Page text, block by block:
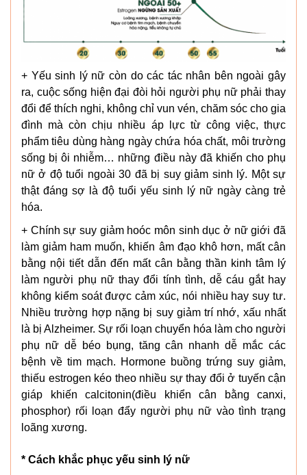
+ Yếu sinh lý nữ còn do các tác nhân bên ngoài gây
ra, cuộc sống hiện đại đòi hỏi người phụ nữ phải thay
đổi để thích nghi, không chỉ vun vén, chăm sóc cho gia
đình mà còn chịu nhiều áp lực từ công việc, thực
phẩm tiêu dùng hàng ngày chứa hóa chất, môi trường
sống bị ôi nhiễm… những điều này đã khiến cho phụ
nữ ở độ tuổi ngoài 30 đã bị suy giảm sinh lý. Một sự
thật đáng sợ là độ tuổi yếu sinh lý nữ ngày càng trẻ
hóa.
+ Chính sự suy giảm hoóc môn sinh dục ở nữ giới đã
làm giảm ham muốn, khiến âm đạo khô hơn, mất cân
bằng nội tiết dẫn đến mất cân bằng thần kinh tâm lý
làm người phụ nữ thay đổi tính tình, dễ cáu gắt hay
không kiểm soát được cảm xúc, nói nhiều hay suy tư.
Nhiều trường hợp nặng bị suy giảm trí nhớ, xấu nhất
là bị Alzheimer. Sự rối loạn chuyển hóa làm cho người
phụ nữ dễ béo bụng, tăng cân nhanh dễ mắc các
bệnh về tim mạch. Hormone buồng trứng suy giảm,
thiếu estrogen kéo theo nhiều sự thay đổi ở tuyến cận
giáp khiến calcitonin(điều khiển cân bằng canxi,
phosphor) rối loạn đẩy người phụ nữ vào tình trạng
loãng xương.
* Cách khắc phục yếu sinh lý nữ